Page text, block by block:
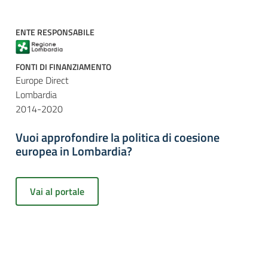
ENTE RESPONSABILE
FONTI DI FINANZIAMENTO
Europe Direct
Lombardia
2014-2020
Vuoi approfondire la politica di coesione
europea in Lombardia?
Vai al portale